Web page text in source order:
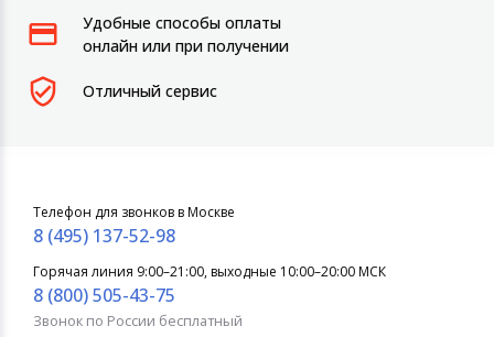
Удобные способы оплаты
онлайн или при получении
Отличный сервис
Телефон для звонков в Москве
8 (495) 137-52-98
Горячая линия 9:00–21:00, выходные 10:00–20:00 МСК
8 (800) 505-43-75
Звонок по России бесплатный